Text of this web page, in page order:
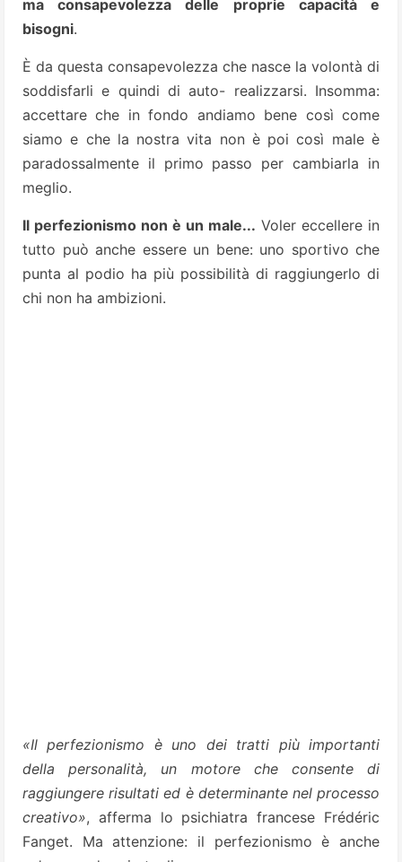
ma consapevolezza delle proprie capacità e
bisogni.
È da questa consapevolezza che nasce la volontà di
soddisfarli e quindi di auto- realizzarsi. Insomma:
accettare che in fondo andiamo bene così come
siamo e che la nostra vita non è poi così male è
paradossalmente il primo passo per cambiarla in
meglio.
Il perfezionismo non è un male... Voler eccellere in
tutto può anche essere un bene: uno sportivo che
punta al podio ha più possibilità di raggiungerlo di
chi non ha ambizioni.
«Il perfezionismo è uno dei tratti più importanti
della personalità, un motore che consente di
raggiungere risultati ed è determinante nel processo
creativo», afferma lo psichiatra francese Frédéric
Fanget. Ma attenzione: il perfezionismo è anche